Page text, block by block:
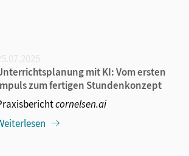
mit KI: Vom ersten
zum fertigen Stundenkonzept
cornelsen.ai